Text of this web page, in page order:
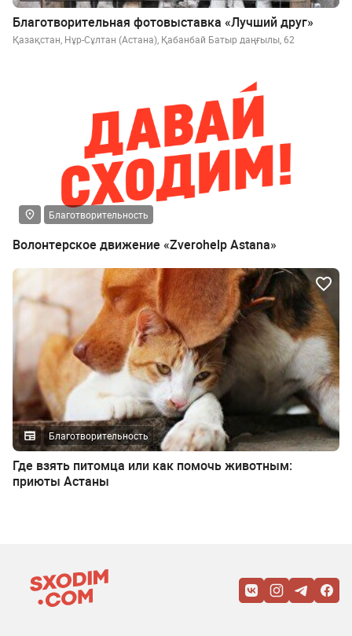
Благотворительная фотовыставка «Лучший друг»
Қазақстан, Нұр-Сұлтан (Астана), Қабанбай Батыр даңғылы, 62
Благотворительность
Волонтерское движение «Zverohelp Astana»
Благотворительность
Где взять питомца или как помочь животным:
приюты Астаны